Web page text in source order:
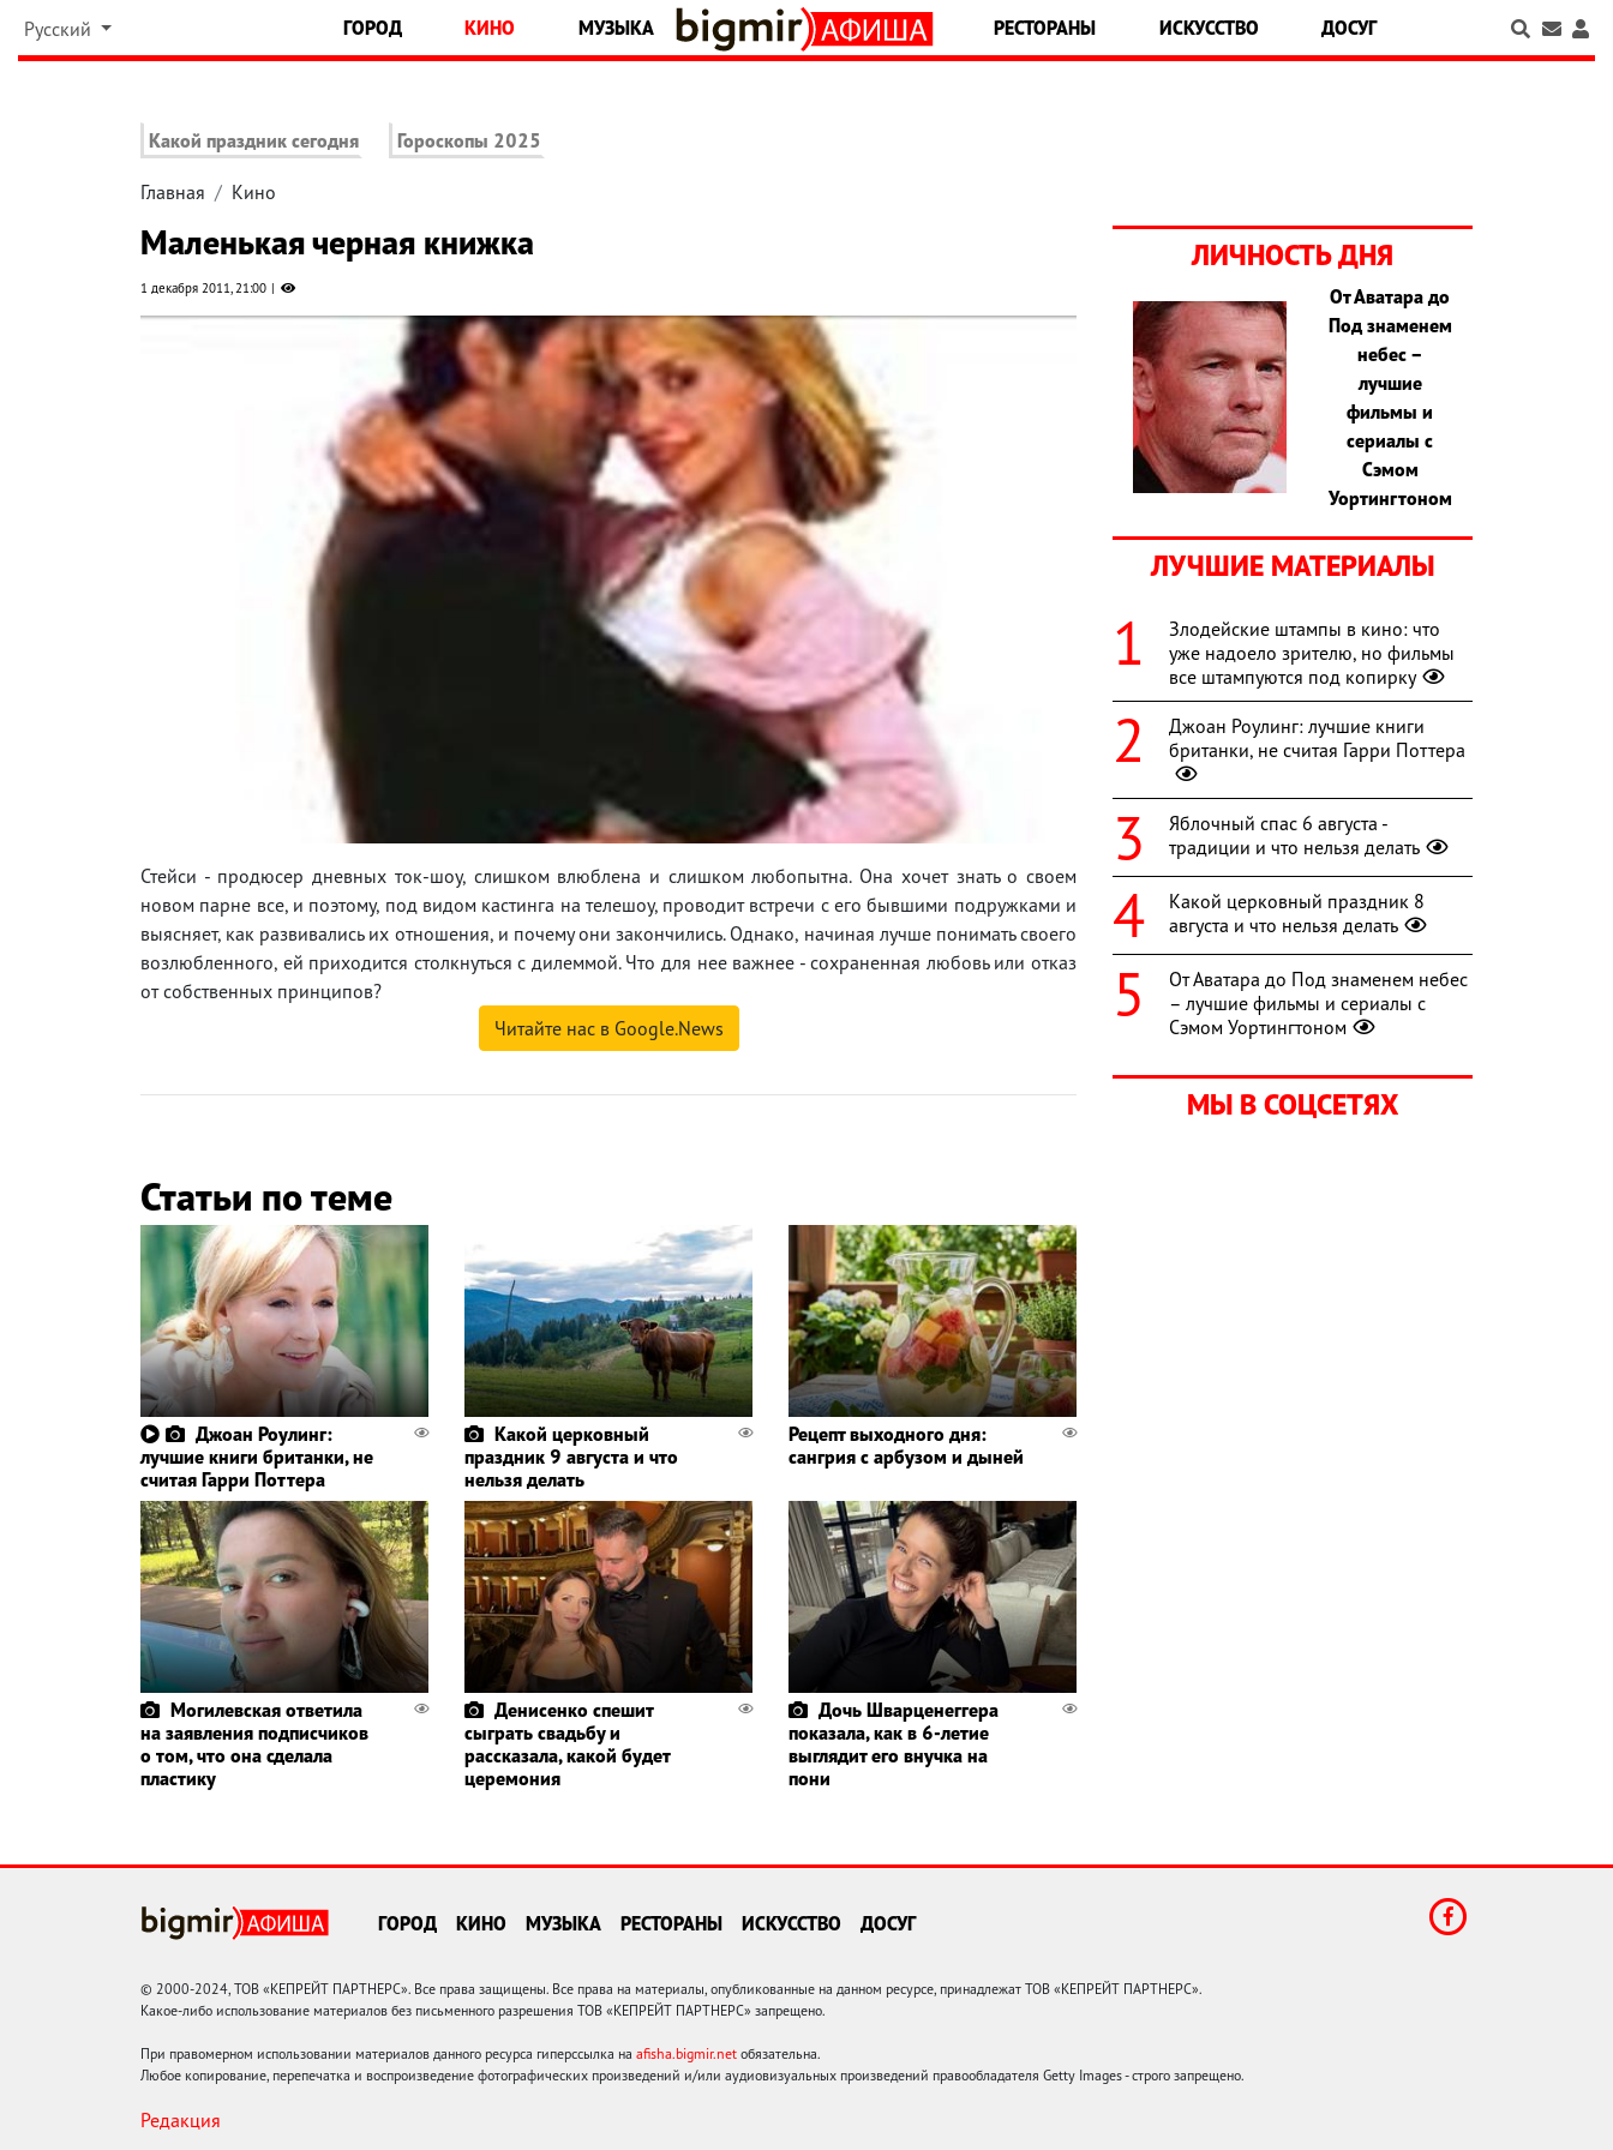
Русский ГОРОД КИНО МУЗЫКА РЕСТОРАНЫ ИСКУССТВО ДОСУГ
Какой праздник сегодня Гороскопы 2025
Главная Кино
Маленькая черная книжка
1 декабря 2011, 21:00
Стейси - продюсер дневных ток-шоу, слишком влюблена и слишком любопытна. Она хочет знать о своем
новом парне все, и поэтому, под видом кастинга на телешоу, проводит встречи с его бывшими подружками и
выясняет, как развивались их отношения, и почему они закончились. Однако, начиная лучше понимать своего
возлюбленного, ей приходится столкнуться с дилеммой. Что для нее важнее - сохраненная любовь или отказ
от собственных принципов?
Читайте нас в Google.News
Статьи по теме
Джоан Роулинг:
лучшие книги британки, не
считая Гарри Поттера
Какой церковный
праздник 9 августа и что
нельзя делать
Рецепт выходного дня:
сангрия с арбузом и дыней
Могилевская ответила
на заявления подписчиков
о том, что она сделала
пластику
Денисенко спешит
сыграть свадьбу и
рассказала, какой будет
церемония
Дочь Шварценеггера
показала, как в 6-летие
выглядит его внучка на
пони
ЛИЧНОСТЬ ДНЯ
От Аватара до
Под знаменем
небес –
лучшие
фильмы и
сериалы с
Сэмом
Уортингтоном
ЛУЧШИЕ МАТЕРИАЛЫ
Злодейские штампы в кино: что
уже надоело зрителю, но фильмы
все штампуются под копирку
Джоан Роулинг: лучшие книги
британки, не считая Гарри Поттера
Яблочный спас 6 августа -
традиции и что нельзя делать
Какой церковный праздник 8
августа и что нельзя делать
От Аватара до Под знаменем небес
– лучшие фильмы и сериалы с
Сэмом Уортингтоном
МЫ В СОЦСЕТЯХ
ГОРОД КИНО МУЗЫКА РЕСТОРАНЫ ИСКУССТВО ДОСУГ
© 2000-2024, ТОВ «КЕПРЕЙТ ПАРТНЕРС». Все права защищены. Все права на материалы, опубликованные на данном ресурсе, принадлежат ТОВ «КЕПРЕЙТ ПАРТНЕРС».
Какое-либо использование материалов без письменного разрешения ТОВ «КЕПРЕЙТ ПАРТНЕРС» запрещено.
При правомерном использовании материалов данного ресурса гиперссылка на afisha.bigmir.net обязательна.
Любое копирование, перепечатка и воспроизведение фотографических произведений и/или аудиовизуальных произведений правообладателя Getty Images - строго запрещено.
Редакция